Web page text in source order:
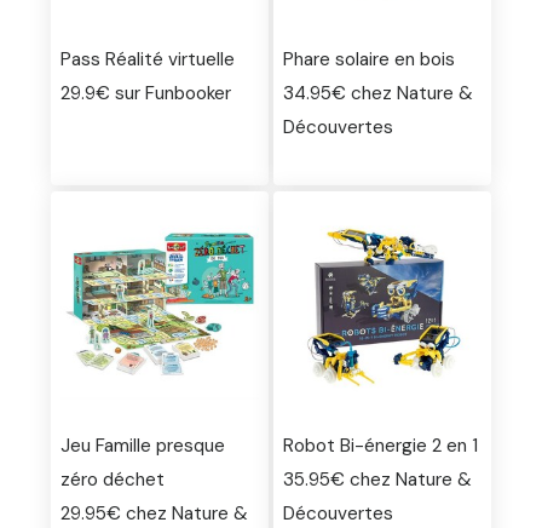
Pass Réalité virtuelle
29.9€ sur Funbooker
Phare solaire en bois
34.95€ chez Nature &
Découvertes
Jeu Famille presque
zéro déchet
29.95€ chez Nature &
Robot Bi-énergie 2 en 1
35.95€ chez Nature &
Découvertes